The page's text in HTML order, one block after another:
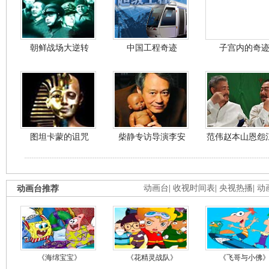
朝鲜战场大逆转 中国工程奇迹 子宫内的奇迹
图坦卡蒙的诅咒 柴静专访导演李安 范伟赵本山恩怨
动画台 收视时间表 央视热播 动
动画台推荐
《海绵宝宝》 《花精灵战队》 《飞哥与小佛》